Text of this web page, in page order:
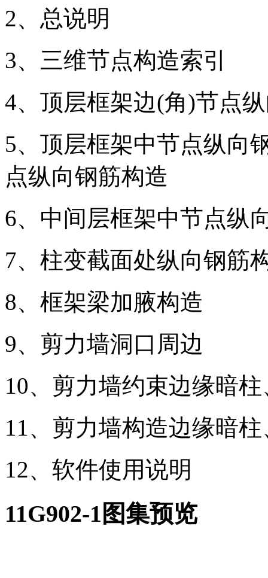
2、总说明
3、三维节点构造索引
4、顶层框架边(角)节点
5、顶层框架中节点纵
点纵向钢筋构造
6、中间层框架中节点纵
7、柱变截面处纵向钢
8、框架梁加腋构造
9、剪力墙洞口周边
10、剪力墙约束边缘暗
11、剪力墙构造边缘暗
12、软件使用说明
11G902-1图集预览